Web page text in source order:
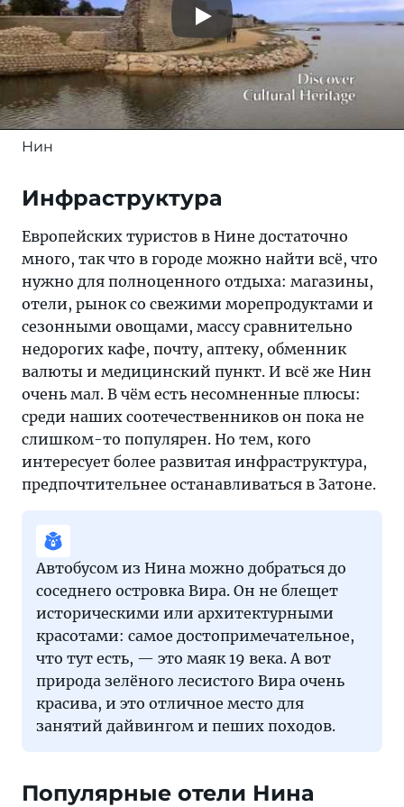
Нин
Инфраструктура
Европейских туристов в Нине достаточно
много, так что в городе можно найти всё, что
нужно для полноценного отдыха: магазины,
отели, рынок со свежими морепродуктами и
сезонными овощами, массу сравнительно
недорогих кафе, почту, аптеку, обменник
валюты и медицинский пункт. И всё же Нин
очень мал. В чём есть несомненные плюсы:
среди наших соотечественников он пока не
слишком-то популярен. Но тем, кого
интересует более развитая инфраструктура,
предпочтительнее останавливаться в Затоне.
Автобусом из Нина можно добраться до
соседнего островка Вира. Он не блещет
историческими или архитектурными
красотами: самое достопримечательное,
что тут есть, — это маяк 19 века. А вот
природа зелёного лесистого Вира очень
красива, и это отличное место для
занятий дайвингом и пеших походов.
Популярные отели Нина